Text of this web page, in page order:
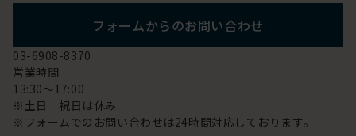
フォームからのお問い合わせ
03-6908-8370
営業時間
13:30～17:00
※土日 祝日は休み
※フォームでのお問い合わせは24時間対応しております。